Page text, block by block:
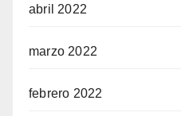
abril 2022
marzo 2022
febrero 2022